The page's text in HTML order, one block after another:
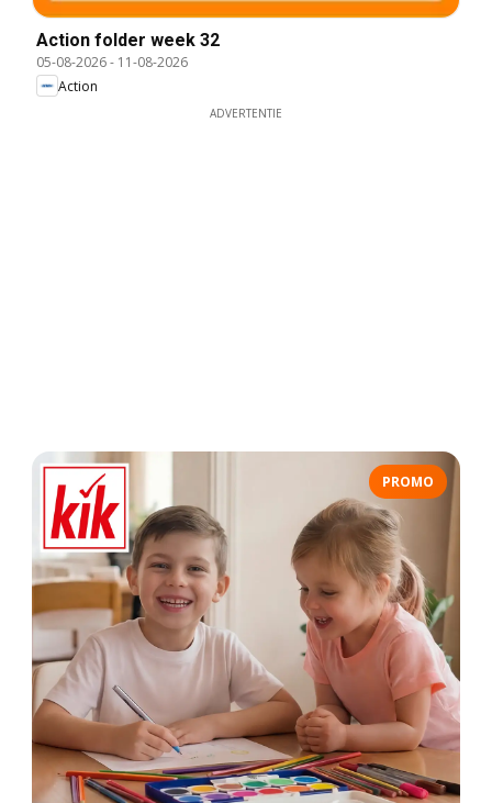
Action folder week 32
05-08-2026- 11-08-2026
Action
ADVERTENTIE
PROMO